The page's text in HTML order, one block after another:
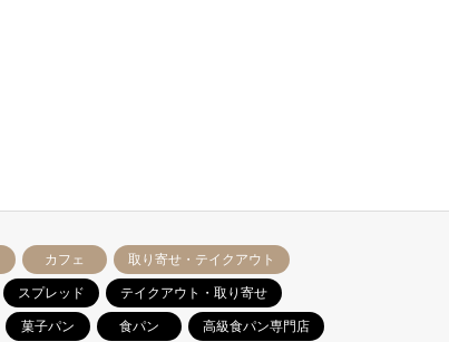
カフェ 取り寄せ・テイクアウト
スプレッド テイクアウト・取り寄せ
菓子パン 食パン 高級食パン専門店